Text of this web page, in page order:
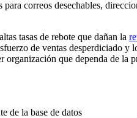
correos desechables,
tasas de rebote que dañan la
de ventas desperdiciado y
organización que dependa de la
de la base de datos